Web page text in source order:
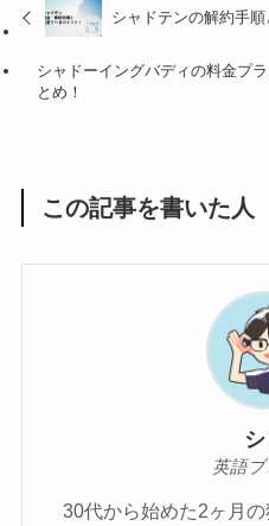
シャドテンの解約手
シャドーイングバディの料金プ
とめ！
この記事を書いた人
英語
30代から始めた2ヶ月